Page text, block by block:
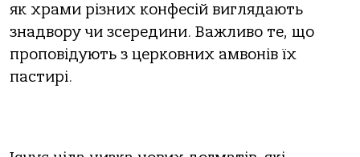
як храми різних конфесій виглядають
знадвору чи зсередини. Важливо те, що
проповідують з церковних амвонів їх
пастирі.